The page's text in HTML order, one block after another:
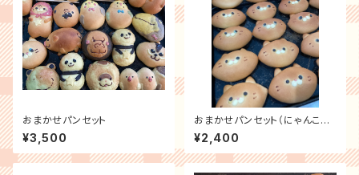
おまかせパンセット
¥3,500
おまかせパンセット（にゃんこバ
ージョン）
¥2,400